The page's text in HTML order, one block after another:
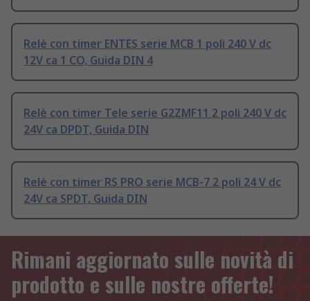
Relè con timer ENTES serie MCB 1 poli 240 V dc
12V ca 1 CO, Guida DIN 4
Relè con timer Tele serie G2ZMF11 2 poli 240 V dc
24V ca DPDT, Guida DIN
Relè con timer RS PRO serie MCB-7 2 poli 24 V dc
24V ca SPDT, Guida DIN
Rimani aggiornato sulle novità di
prodotto e sulle nostre offerte!